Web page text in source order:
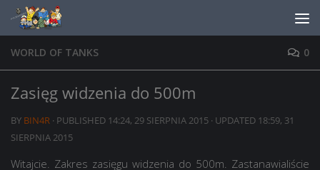
Skip to content
WORLD OF TANKS 0
Zasięg widzenia do 500m
BY BIN4R · PUBLISHED 14:24, 29 SIERPNIA 2015 · UPDATED 18:59, 31
SIERPNIA 2015
Witajcie. Zakres zasięgu widzenia do 500m. Zastanawialiście